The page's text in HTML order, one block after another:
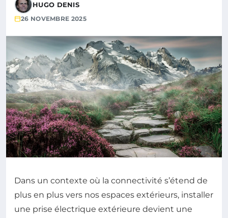
HUGO DENIS
26 NOVEMBRE 2025
Dans un contexte où la connectivité s’étend de
plus en plus vers nos espaces extérieurs, installer
une prise électrique extérieure devient une